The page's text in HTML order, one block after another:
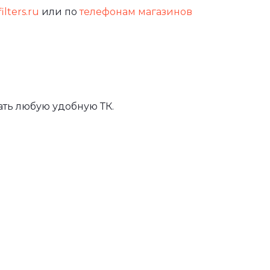
или потелефонам магазинов
любую удобную ТК.